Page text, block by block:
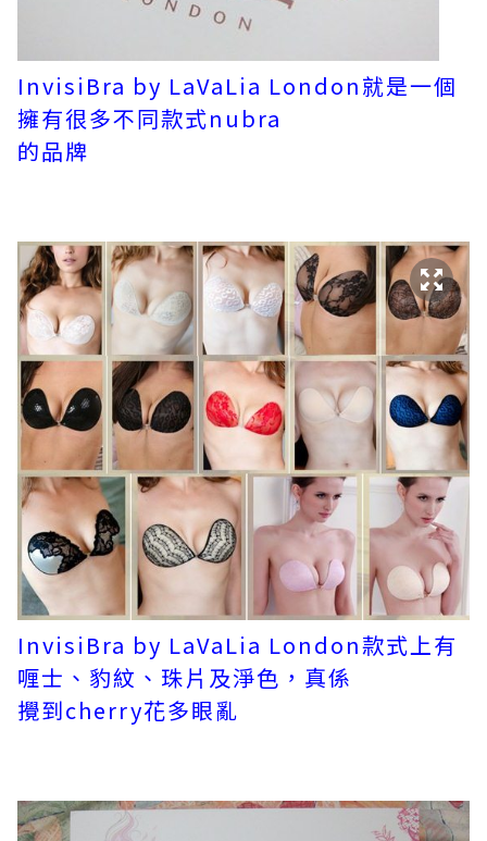
InvisiBra by LaVaLia London就是一個
擁有很多不同款式nubra
的品牌
InvisiBra by LaVaLia London款式上有
喱士、豹紋、珠片及淨色，真係
攪到cherry花多眼亂